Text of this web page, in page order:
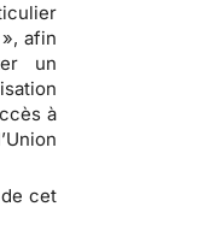
afin
un
à
cet